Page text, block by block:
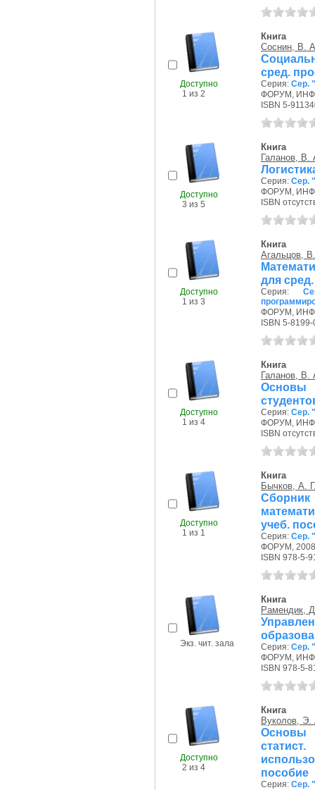
Доступно
1 из 2
Книга
Соснин, В.
сред.
Серия: Сер.
ФОРУМ,
ISBN 5-
Доступно
3 из 5
Книга
Галанов, В.
Серия: Сер.
ФОРУМ,
ISBN
Доступно
1 из 3
Книга
Агальцов,
для
Серия:
ФОРУМ,
ISBN 5-
Доступно
1 из 4
Книга
Галанов, В.
Основы
Серия: Сер.
ФОРУМ,
ISBN
Доступно
1 из 1
Книга
Бычков, А.
учеб.
Серия: Сер.
ФОРУМ, 2008
ISBN 978-5-
Экз. чит. зала
Книга
Рамендик,
Серия: Сер.
ФОРУМ,
ISBN 978-5-
Доступно
2 из 4
Книга
Вуколов, Э.
Основы
пособие
Серия: Сер.